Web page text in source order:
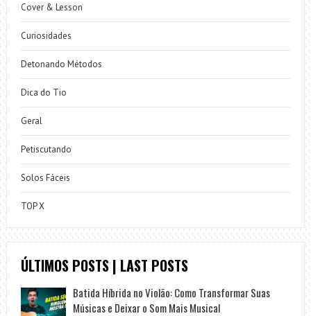
Cover & Lesson
Curiosidades
Detonando Métodos
Dica do Tio
Geral
Petiscutando
Solos Fáceis
TOP X
ÚLTIMOS POSTS | LAST POSTS
Batida Híbrida no Violão: Como Transformar Suas
Músicas e Deixar o Som Mais Musical